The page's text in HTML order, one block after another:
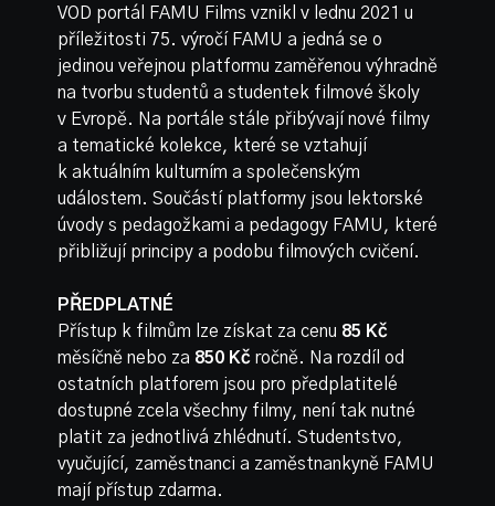
VOD portál FAMU Films vznikl v lednu 2021 u
příležitosti 75. výročí FAMU a jedná se o
jedinou veřejnou platformu zaměřenou výhradně
na tvorbu studentů a studentek filmové školy
v Evropě. Na portále stále přibývají nové filmy
a tematické kolekce, které se vztahují
k aktuálním kulturním a společenským
událostem. Součástí platformy jsou lektorské
úvody s pedagožkami a pedagogy FAMU, které
přibližují principy a podobu filmových cvičení.
PŘEDPLATNÉ
Přístup k filmům lze získat za cenu 85 Kč
měsíčně nebo za 850 Kč ročně. Na rozdíl od
ostatních platforem jsou pro předplatitelé
dostupné zcela všechny filmy, není tak nutné
platit za jednotlivá zhlédnutí. Studentstvo,
vyučující, zaměstnanci a zaměstnankyně FAMU
mají přístup zdarma.